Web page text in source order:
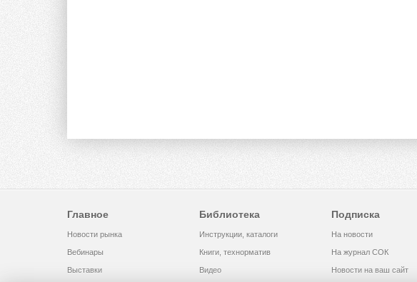
Главное
Новости рынка
Вебинары
Выставки
Библиотека
Инструкции, каталоги
Книги, технорматив
Видео
Подписка
На новости
На журнал СОК
Новости на ваш сайт